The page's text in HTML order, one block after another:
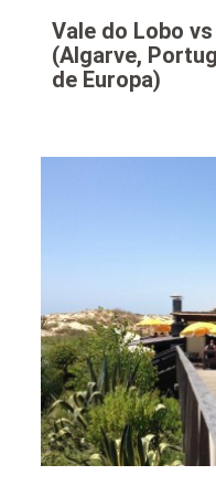
Vale do Lobo
(Algarve,
de Europa)